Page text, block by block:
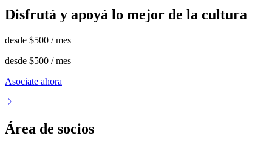
Disfrutá y apoyá lo mejor de la cultura
desde $500 / mes
desde $500 / mes
Asociate ahora
Área de socios